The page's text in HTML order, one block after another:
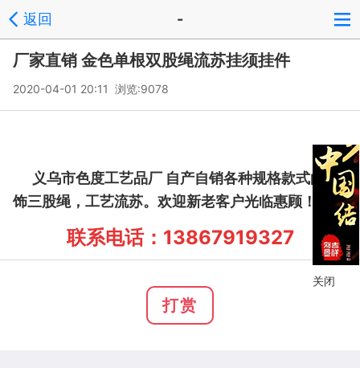
返回 -
厂家直销 金色单根双股绳流苏挂须挂件
2020-04-01 20:11 浏览:9078
义乌市色度工艺品厂 自产自销各种规格款式的装
饰三股绳，工艺流苏。欢迎新老客户光临惠顾！
联系电话：13867919327
打赏
关闭